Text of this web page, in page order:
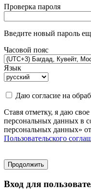
Проверка пароля
Введите новый пароль
Часовой пояс
Язык
Даю согласие на
Ставя отметку, я даю
персональных данных в
персональных данных»
Пользовательского
Продолжить
Вход для